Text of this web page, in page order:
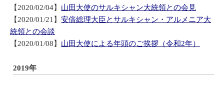
【2020/02/04】 山田大使のサルキシャン大統領との会見
【2020/01/21】 安倍総理大臣とサルキシャン・アルメニア大
統領との会談
【2020/01/08】 山田大使による年頭のご挨拶（令和2年）
2019年